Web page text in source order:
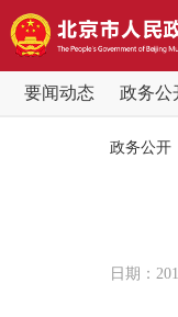
要闻动态 政务公
政务公开
日期：